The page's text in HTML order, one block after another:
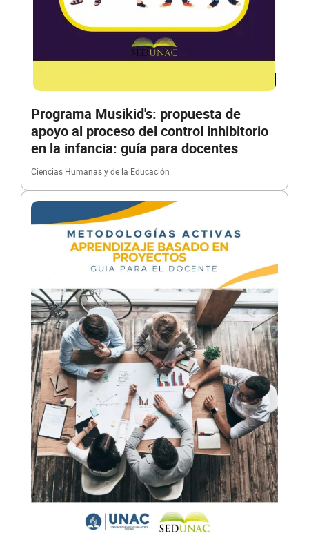
Programa Musikid's: propuesta de
apoyo al proceso del control inhibitorio
en la infancia: guía para docentes
Ciencias Humanas y de la Educación